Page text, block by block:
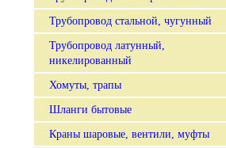
Трубопровод стальной, чугунный
Трубопровод латунный,
никелированный
Хомуты, трапы
Шланги бытовые
Краны шаровые, вентили, муфты